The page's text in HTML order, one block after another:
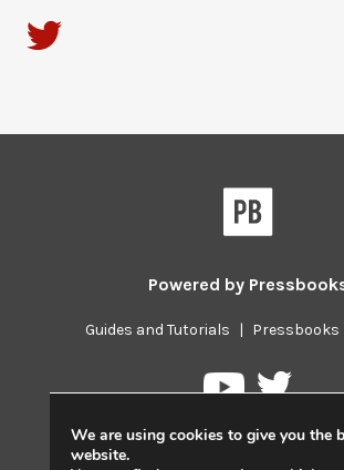
Powered by
Guides and Tutorials |
Pressbooks
YouTube
We are using cookies to give you the
website.